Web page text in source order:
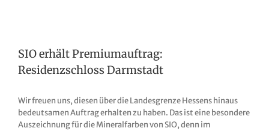
SIO erhält Premiumauftrag:
Residenzschloss Darmstadt
Wir freuen uns, diesen über die Landesgrenze Hessens hinaus
bedeutsamen Auftrag erhalten zu haben. Das ist eine besondere
Auszeichnung für die Mineralfarben von SIO, denn im